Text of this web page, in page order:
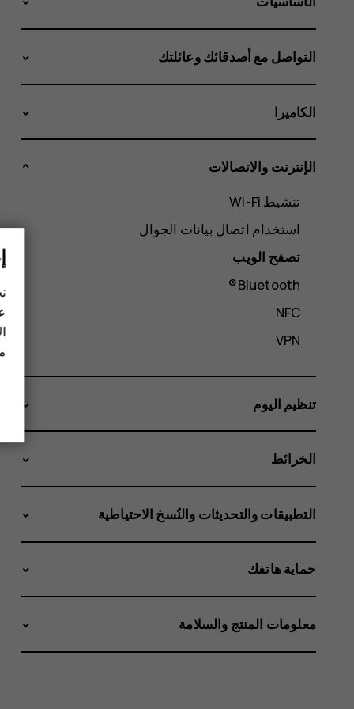
التواصل مع أصدقائك وعائلتك
الكاميرا
الإنترنت والاتصالات
تنشيط Wi-Fi
استخدام اتصال بيانات الجوال
تصفح الويب
Bluetooth®
NFC
VPN
تنظيم اليوم
الخرائط
التطبيقات والتحديثات والنُسخ الاحتياطية
حماية هاتفك
معلومات المنتج والسلامة